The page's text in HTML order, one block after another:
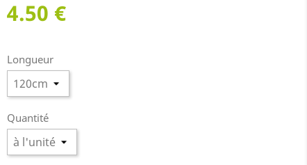
4.50 €
Longueur
Quantité